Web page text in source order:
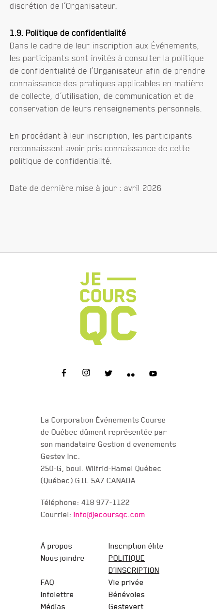
discrétion de l’Organisateur.
1.9. Politique de confidentialité
Dans le cadre de leur inscription aux Événements,
les participants sont invités à consulter la politique
de confidentialité de l’Organisateur afin de prendre
connaissance des pratiques applicables en matière
de collecte, d’utilisation, de communication et de
conservation de leurs renseignements personnels.
En procédant à leur inscription, les participants
reconnaissent avoir pris connaissance de cette
politique de confidentialité.
Date de dernière mise à jour : avril 2026
La Corporation Événements Course
de Québec dûment représentée par
son mandataire Gestion d evenements
Gestev Inc.
250-G, boul. Wilfrid-Hamel Québec
(Québec) G1L 5A7 CANADA
Téléphone: 418 977-1122
Courriel: info@jecoursqc.com
À propos
Inscription élite
Nous joindre
POLITIQUE
D’INSCRIPTION
FAQ
Vie privée
Infolettre
Bénévoles
Médias
Gestevert